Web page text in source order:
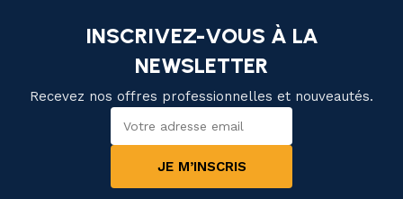
INSCRIVEZ-VOUS À LA
NEWSLETTER
Recevez nos offres professionnelles et nouveautés.
JE M’INSCRIS